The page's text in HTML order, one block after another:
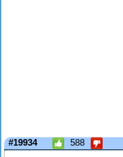
#19934 588